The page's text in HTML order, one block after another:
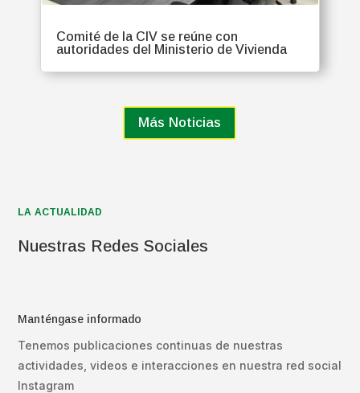
Comité de la CIV se reúne con
autoridades del Ministerio de Vivienda
Más Noticias
LA ACTUALIDAD
Nuestras Redes Sociales
Manténgase informado
Tenemos publicaciones continuas de nuestras
actividades, videos e interacciones en nuestra red social
Instagram